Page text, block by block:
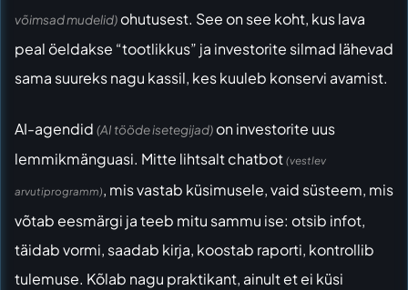
võimsad mudelid) ohutusest. See on see koht, kus lava
peal öeldakse “tootlikkus” ja investorite silmad lähevad
sama suureks nagu kassil, kes kuuleb konservi avamist.
AI-agendid (AI tööde isetegijad) on investorite uus
lemmikmänguasi. Mitte lihtsalt chatbot (vestlev
arvutiprogramm), mis vastab küsimusele, vaid süsteem, mis
võtab eesmärgi ja teeb mitu sammu ise: otsib infot,
täidab vormi, saadab kirja, koostab raporti, kontrollib
tulemuse. Kõlab nagu praktikant, ainult et ei küsi